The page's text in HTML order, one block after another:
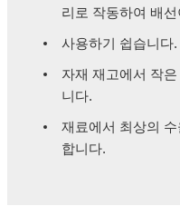
리로 작동하여 배
사용하기 쉽습니다.
자재 재고에서 작
니다.
재료에서 최상의
합니다.